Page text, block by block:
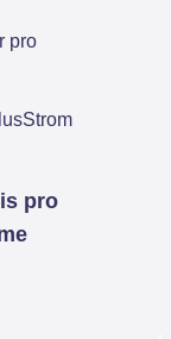
pro
pro